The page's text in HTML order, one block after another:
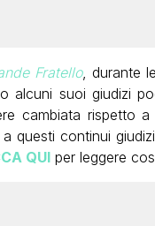
Fratello, durante
alcuni suoi giudizi
cambiata rispetto
questi continui
QUIper leggere